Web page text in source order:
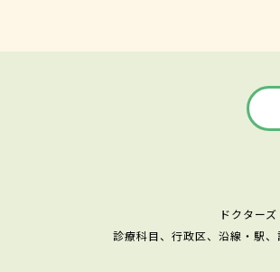
ドクター
診療科目、行政区、沿線・駅